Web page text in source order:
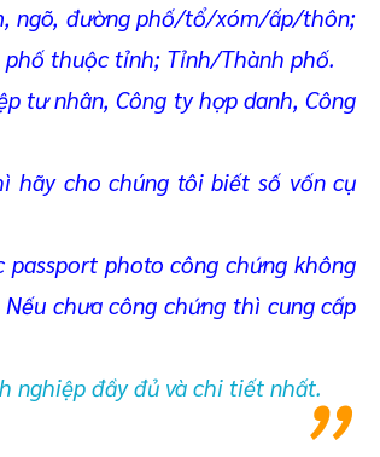
ngõ, đường phố/tổ/xóm/ấp/thôn;
thuộc tỉnh; Tỉnh/Thành phố.
tư nhân, Công ty hợp danh, Công
hãy cho chúng tôi biết số vốn cụ
photo công chứng không
chưa công chứng thì cung cấp
nghiệp đầy đủ và chi tiết nhất.